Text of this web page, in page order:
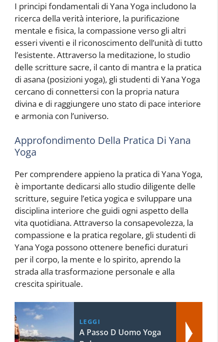
I principi fondamentali di Yana Yoga includono la
ricerca della verità interiore, la purificazione
mentale e fisica, la compassione verso gli altri
esseri viventi e il riconoscimento dell’unità di tutto
l’esistente. Attraverso la meditazione, lo studio
delle scritture sacre, il canto di mantra e la pratica
di asana (posizioni yoga), gli studenti di Yana Yoga
cercano di connettersi con la propria natura
divina e di raggiungere uno stato di pace interiore
e armonia con l’universo.
Approfondimento Della Pratica Di Yana
Yoga
Per comprendere appieno la pratica di Yana Yoga,
è importante dedicarsi allo studio diligente delle
scritture, seguire l’etica yogica e sviluppare una
disciplina interiore che guidi ogni aspetto della
vita quotidiana. Attraverso la consapevolezza, la
compassione e la pratica regolare, gli studenti di
Yana Yoga possono ottenere benefici duraturi
per il corpo, la mente e lo spirito, aprendo la
strada alla trasformazione personale e alla
crescita spirituale.
LEGGI
A Passo D Uomo Yoga